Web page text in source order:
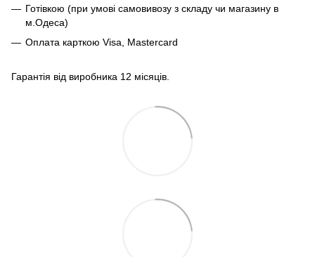
Готівкою (при умові самовивозу з складу чи магазину в
м.Одеса)
Оплата карткою Visa, Mastercard
Гарантія від виробника 12 місяців.